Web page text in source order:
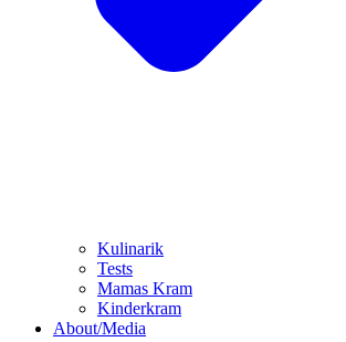
Kulinarik
Tests
Mamas Kram
Kinderkram
About/Media